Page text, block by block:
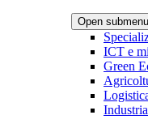
Open submenu
ICT e
Green